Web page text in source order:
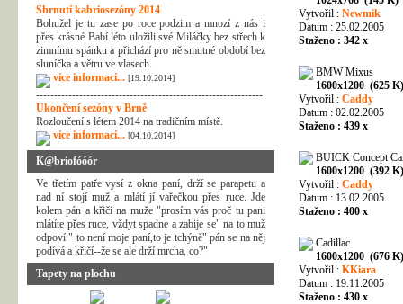
Shrnutí kabriosezóny 2014
Bohužel je tu zase po roce podzim a mnozí z nás i
přes krásné Babí léto uložili své Miláčky bez střech k
zimnímu spánku a přichází pro ně smutné období bez
sluníčka a větru ve vlasech.
více informací... [19.10.2014]
---------------------------------------------------------------
Ukončení sezóny v Brně
Rozloučení s létem 2014 na tradičním místě.
více informací... [04.10.2014]
K@briofóóór
Ve třetím patře vysí z okna paní, drží se parapetu a
nad ní stojí muž a mlátí jí vařečkou přes ruce. Jde
kolem pán a křičí na muže "prosím vás proč tu pani
mlátíte přes ruce, vždyt spadne a zabije se" na to muž
odpoví " to není moje paní,to je tchýně" pán se na něj
podívá a křičí--že se ale drží mrcha, co?"
Tapety na plochu
Vytvořil : Newmik
Datum : 25.02.2005
Staženo : 342 x
BMW Mixus
1600x1200 (625 K)
Vytvořil : Caddy
Datum : 02.02.2005
Staženo : 439 x
BUICK Concept
1600x1200 (392 K)
Vytvořil : Caddy
Datum : 13.02.2005
Staženo : 400 x
Cadillac
1600x1200 (676 K)
Vytvořil : KKiara
Datum : 19.11.2005
Staženo : 430 x